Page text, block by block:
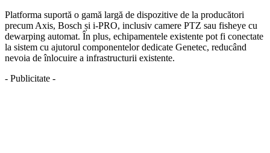
Platforma suportă o gamă largă de dispozitive de la producători
precum Axis, Bosch și i-PRO, inclusiv camere PTZ sau fisheye cu
dewarping automat. În plus, echipamentele existente pot fi conectate
la sistem cu ajutorul componentelor dedicate Genetec, reducând
nevoia de înlocuire a infrastructurii existente.
- Publicitate -